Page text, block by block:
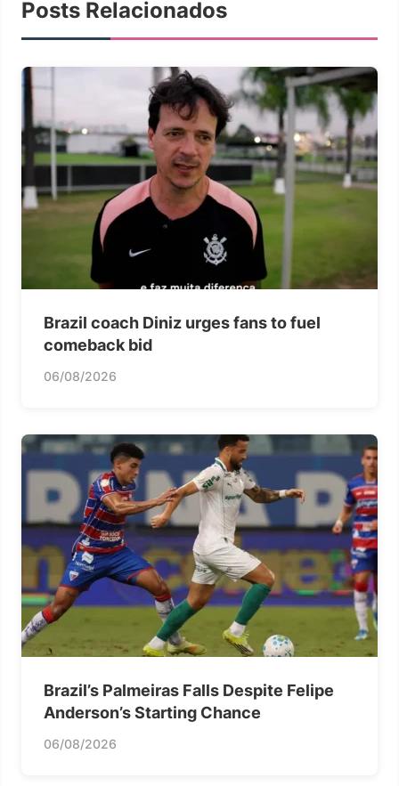
Posts Relacionados
Brazil coach Diniz urges fans to fuel
comeback bid
06/08/2026
Brazil’s Palmeiras Falls Despite Felipe
Anderson’s Starting Chance
06/08/2026